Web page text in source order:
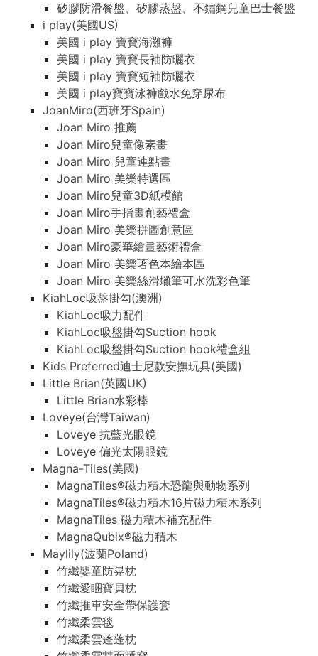
矽膠防滑餐盤、矽膠蒸盤、不鏽鋼兒童巴士餐盤
i play(美國US)
美國 i play 寶寶海灘褲
美國 i play 寶寶長袖防曬衣
美國 i play 寶寶短袖防曬衣
美國 i play寶寶泳褲戲水免穿尿布
JoanMiro(西班牙Spain)
Joan Miro 推薦
Joan Miro兒童像素畫
Joan Miro 兒童連點畫
Joan Miro 美樂特選區
Joan Miro兒童3D紙模館
Joan Miro手指畫創藝禮盒
Joan Miro 美樂拼圖創意區
Joan Miro豪華繪畫藝術禮盒
Joan Miro 美樂著色本繪本區
Joan Miro 美樂絲滑蠟筆可水洗彩色筆
KiahLoc吸盤掛勾(澳洲)
KiahLoc吸力配件
KiahLoc吸盤掛勾Suction hook
KiahLoc吸盤掛勾Suction hook禮盒組
Kids Preferred迪士尼款安撫玩具(美國)
Little Brian(英國UK)
Little Brian水彩棒
Loveye(台灣Taiwan)
Loveye 抗藍光眼鏡
Loveye 偏光太陽眼鏡
Magna-Tiles(美國)
MagnaTiles®磁力積木恐龍與動物系列
MagnaTiles®磁力積木16片磁力積木系列
MagnaTiles 磁力積木補充配件
MagnaQubix®磁力積木
Maylily(波蘭Poland)
竹纖嬰童防晃枕
竹纖愛睏寶貝枕
竹纖推車安全帶保護套
竹纖柔雲毯
竹纖柔雲蓬蓬枕